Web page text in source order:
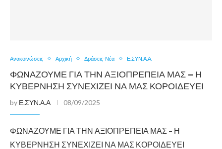
Ανακοινώσεις Αρχική Δράσεις-Νέα Ε.ΣΥΝ.Α.Α.
ΦΩΝΑΖΟΥΜΕ ΓΙΑ ΤΗΝ ΑΞΙΟΠΡΕΠΕΙΑ ΜΑΣ – Η
ΚΥΒΕΡΝΗΣΗ ΣΥΝΕΧΙΖΕΙ ΝΑ ΜΑΣ ΚΟΡΟΙΔΕΥΕΙ
by Ε.ΣΥΝ.Α.Α 08/09/2025
ΦΩΝΑΖΟΥΜΕ ΓΙΑ ΤΗΝ ΑΞΙΟΠΡΕΠΕΙΑ ΜΑΣ – Η
ΚΥΒΕΡΝΗΣΗ ΣΥΝΕΧΙΖΕΙ ΝΑ ΜΑΣ ΚΟΡΟΙΔΕΥΕΙ